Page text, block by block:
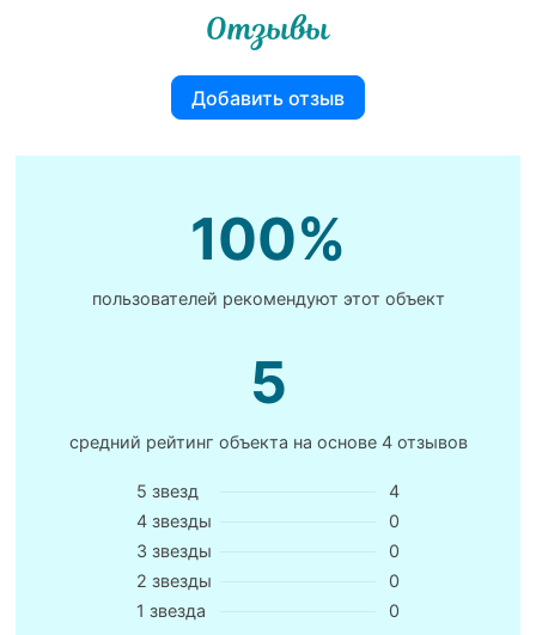
Отзывы
Добавить отзыв
100%
пользователей рекомендуют этот объект
5
средний рейтинг объекта на основе 4 отзывов
5 звезд
4
4 звезды
0
3 звезды
0
2 звезды
0
1 звезда
0